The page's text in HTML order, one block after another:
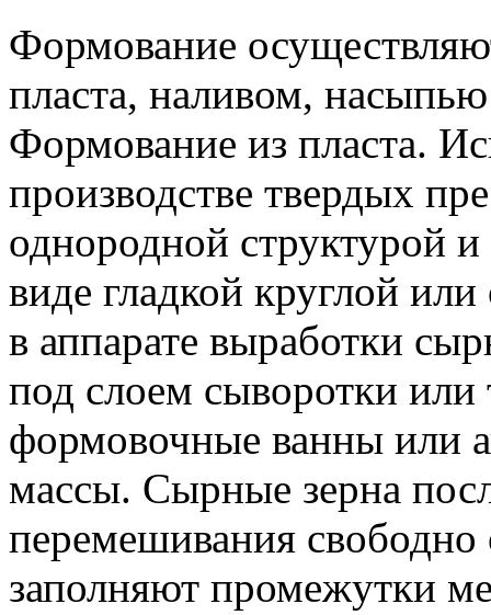
Формование
пласта, наливом,
Формование из пласта.
производстве твердых
однородной структурой
виде гладкой круглой
в аппарате выработки
под слоем сыворотки
формовочные ванны или
массы. Сырные зерна
перемешивания
заполняют промежутки